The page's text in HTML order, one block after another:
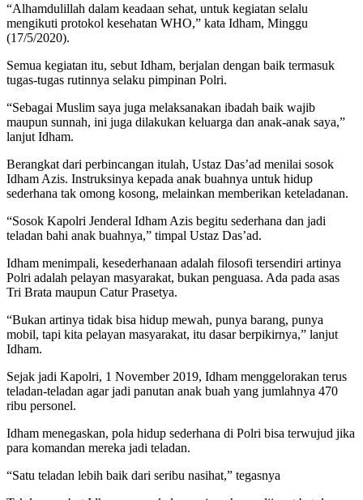
“Alhamdulillah dalam keadaan sehat, untuk kegiatan selalu
mengikuti protokol kesehatan WHO,” kata Idham, Minggu
(17/5/2020).
Semua kegiatan itu, sebut Idham, berjalan dengan baik termasuk
tugas-tugas rutinnya selaku pimpinan Polri.
“Sebagai Muslim saya juga melaksanakan ibadah baik wajib
maupun sunnah, ini juga dilakukan keluarga dan anak-anak saya,”
lanjut Idham.
Berangkat dari perbincangan itulah, Ustaz Das’ad menilai sosok
Idham Azis. Instruksinya kepada anak buahnya untuk hidup
sederhana tak omong kosong, melainkan memberikan keteladanan.
“Sosok Kapolri Jenderal Idham Azis begitu sederhana dan jadi
teladan bahi anak buahnya,” timpal Ustaz Das’ad.
Idham menimpali, kesederhanaan adalah filosofi tersendiri artinya
Polri adalah pelayan masyarakat, bukan penguasa. Ada pada asas
Tri Brata maupun Catur Prasetya.
“Bukan artinya tidak bisa hidup mewah, punya barang, punya
mobil, tapi kita pelayan masyarakat, itu dasar berpikirnya,” lanjut
Idham.
Sejak jadi Kapolri, 1 November 2019, Idham menggelorakan terus
teladan-teladan agar jadi panutan anak buah yang jumlahnya 470
ribu personel.
Idham menegaskan, pola hidup sederhana di Polri bisa terwujud jika
para komandan mereka jadi teladan.
“Satu teladan lebih baik dari seribu nasihat,” tegasnya